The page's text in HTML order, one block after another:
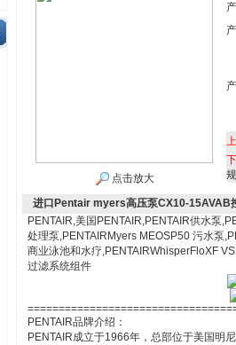
点击放大
规
进口Pentair myers高压泵CX10-15AVAB
PENTAIR,美国PENTAIR,PENTAIR供水泵
处理泵,PENTAIRMyers MEOSP50 污水泵
商业泳池和水疗,PENTAIRWhisperFloXF
过滤系统组件
PENTAIR品牌介绍：
PENTAIR成立于1966年，总部位于美国明